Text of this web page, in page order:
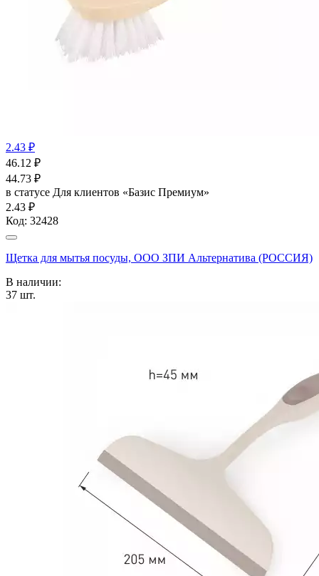
2.43 ₽
46.12 ₽
44.73 ₽
в статусе Для клиентов «Базис Премиум»
2.43 ₽
Код: 32428
Щетка для мытья посуды, ООО ЗПИ Альтернатива (РОССИЯ)
В наличии:
37 шт.